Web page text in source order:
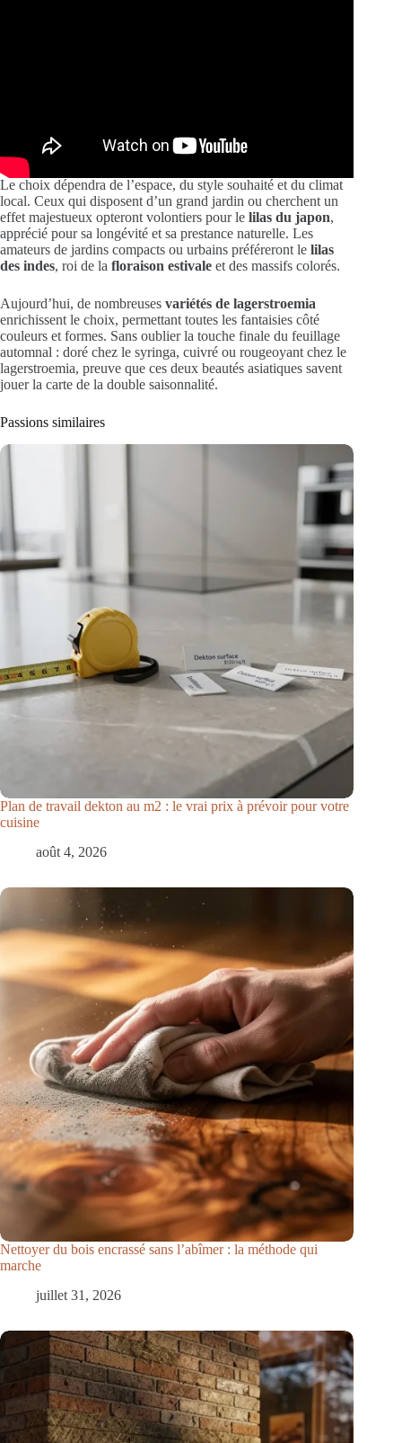
Le choix dépendra de l’espace, du style souhaité et du climat
local. Ceux qui disposent d’un grand jardin ou cherchent un
effet majestueux opteront volontiers pour le lilas du japon,
apprécié pour sa longévité et sa prestance naturelle. Les
amateurs de jardins compacts ou urbains préféreront le lilas
des indes, roi de la floraison estivale et des massifs colorés.
Aujourd’hui, de nombreuses variétés de lagerstroemia
enrichissent le choix, permettant toutes les fantaisies côté
couleurs et formes. Sans oublier la touche finale du feuillage
automnal : doré chez le syringa, cuivré ou rougeoyant chez le
lagerstroemia, preuve que ces deux beautés asiatiques savent
jouer la carte de la double saisonnalité.
Passions similaires
Plan de travail dekton au m2 : le vrai prix à prévoir pour votre
cuisine
août 4, 2026
Nettoyer du bois encrassé sans l’abîmer : la méthode qui
marche
juillet 31, 2026